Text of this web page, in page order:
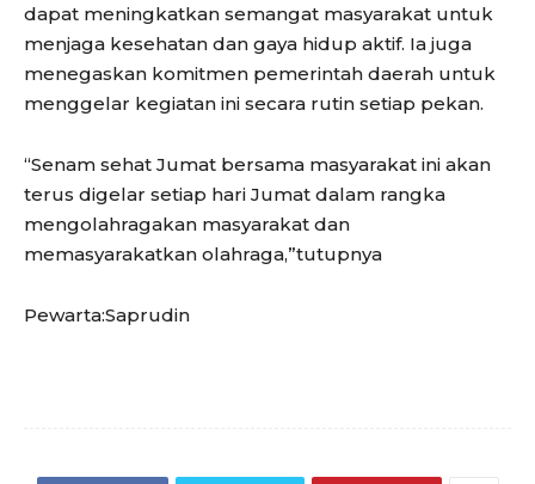
dapat meningkatkan semangat masyarakat untuk
menjaga kesehatan dan gaya hidup aktif. Ia juga
menegaskan komitmen pemerintah daerah untuk
menggelar kegiatan ini secara rutin setiap pekan.
“Senam sehat Jumat bersama masyarakat ini akan
terus digelar setiap hari Jumat dalam rangka
mengolahragakan masyarakat dan
memasyarakatkan olahraga,”tutupnya
Pewarta:Saprudin